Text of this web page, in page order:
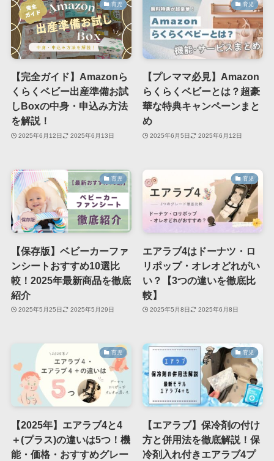
育児
【完全ガイド】Amazonら
くらくベビー出産準備お試
しBoxの中身・申込み方法
を解説！
2025年6月12日 2025年6月13日
育児
【プレママ必見】Amazon
らくらくベビーとは？超豪
華な特典キャンペーンまと
め
2025年6月5日 2025年6月12日
育児
【保存版】ベビーカーファ
ンシートおすすめ10選比
較！2025年最新商品を徹底
紹介
2025年5月25日 2025年5月29日
育児
エアラブ4はドーナツ・ロ
リポップ・オレオどれがい
い？【3つの違いを徹底比
較】
2025年5月8日 2025年6月8日
育児
【2025年】エアラブ4と4
＋(プラス)の違いは5つ！機
能・価格・おすすめグレー
育児
【エアラブ】保冷剤の付け
方と併用法を徹底解説！保
冷剤入れ付きエアラブ4プ